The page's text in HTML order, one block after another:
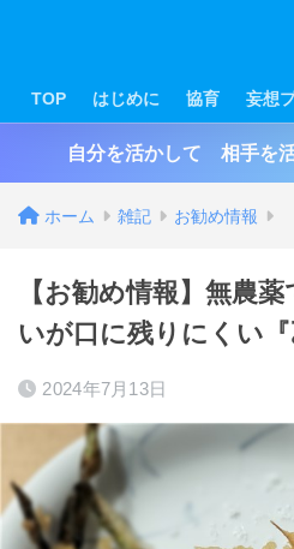
TOP はじめに 協育 妄想
自分を活かして 相手を
ホーム 雑記 お勧め情報
【お勧め情報】無農
いが口に残りにくい『
2024年7月13日